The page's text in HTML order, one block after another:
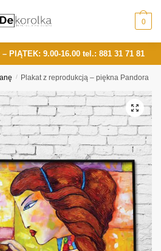
0
PIĄTEK: 9.00-16.00 tel.: 881 31 71 81
/ Plakat z reprodukcją – piękna Pandora